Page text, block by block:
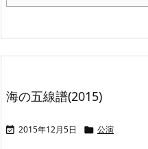
海の五線譜(2015)
 2015年12月5日  公演